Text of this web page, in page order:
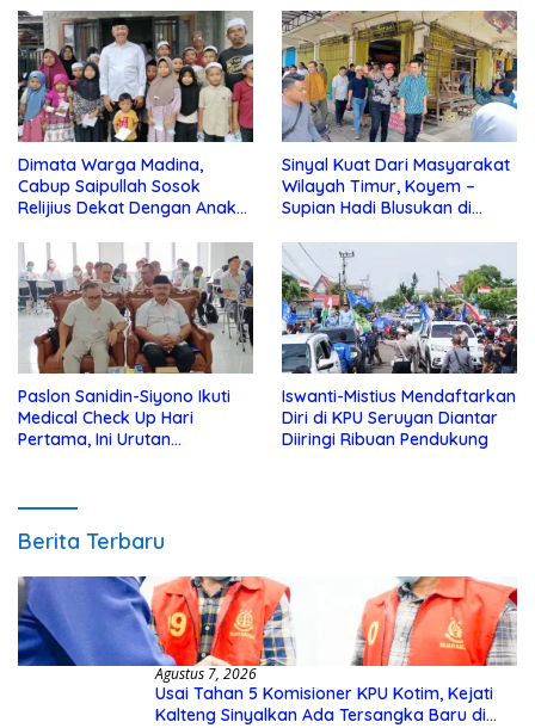
Dimata Warga Madina,
Cabup Saipullah Sosok
Relijius Dekat Dengan Anak
Sinyal Kuat Dari Masyarakat
Wilayah Timur, Koyem –
Supian Hadi Blusukan di
Paslon Sanidin-Siyono Ikuti
Medical Check Up Hari
Pertama, Ini Urutan
Iswanti-Mistius Mendaftarkan
Diri di KPU Seruyan Diantar
Diiringi Ribuan Pendukung
Berita Terbaru
Agustus 7, 2026
Usai Tahan 5 Komisioner KPU Kotim, Kejati
Kalteng Sinyalkan Ada Tersangka Baru di